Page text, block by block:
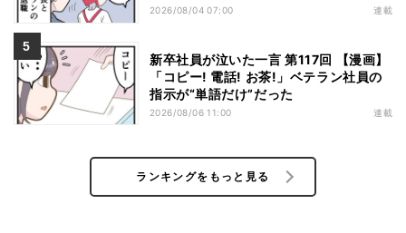
2026/08/04 07:00 連載
新卒社員が泣いた一言 第117回 【漫画】
「コピー! 電話! お茶!」ベテラン社員の
指示が“単語だけ”だった
2026/08/06 11:00 連載
ランキングをもっと見る